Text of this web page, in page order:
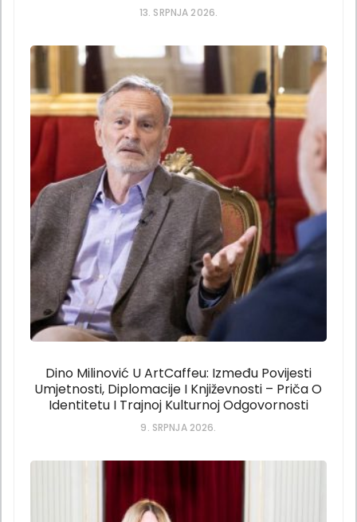
13. SRPNJA 2026.
Dino Milinović U ArtCaffeu: Između Povijesti
Umjetnosti, Diplomacije I Književnosti – Priča O
Identitetu I Trajnoj Kulturnoj Odgovornosti
9. SRPNJA 2026.